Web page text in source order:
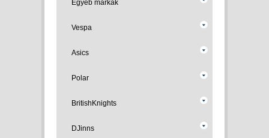
Egyéb márkák
Vespa
Asics
Polar
BritishKnights
DJinns